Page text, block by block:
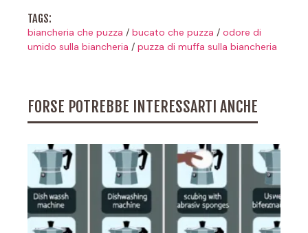
TAGS:
biancheria che puzza / bucato che puzza / odore di
umido sulla biancheria / puzza di muffa sulla biancheria
FORSE POTREBBE INTERESSARTI ANCHE